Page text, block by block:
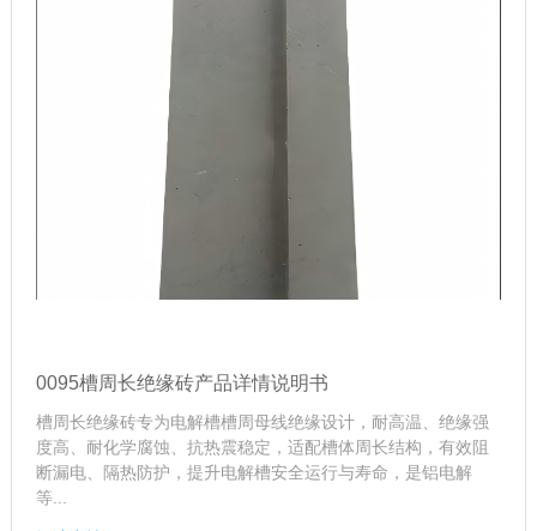
0095槽周长绝缘砖产品详情说明书
槽周长绝缘砖专为电解槽槽周母线绝缘设计，耐高温、绝缘强
度高、耐化学腐蚀、抗热震稳定，适配槽体周长结构，有效阻
断漏电、隔热防护，提升电解槽安全运行与寿命，是铝电解
共1页 5 条记录